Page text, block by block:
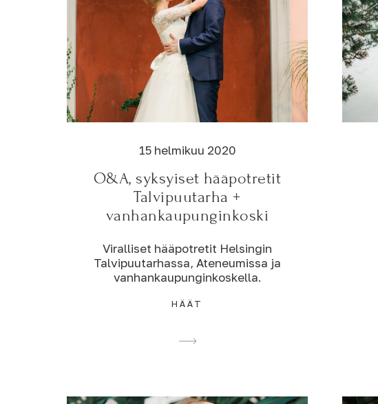
15 helmikuu 2020
O&A, syksyiset hääpotretit
Talvipuutarha +
vanhankaupunginkoski
Viralliset hääpotretit Helsingin
Talvipuutarhassa, Ateneumissa ja
vanhankaupunginkoskella.
HÄÄT